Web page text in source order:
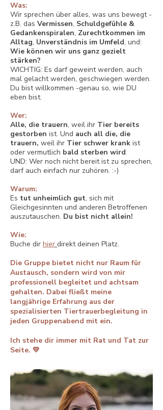
Was:
Wir sprechen über alles, was uns bewegt -
z.B. das Vermissen, Schuldgefühle &
Gedankenspiralen, Zurechtkommen im
Alltag, Unverständnis im Umfeld, und:
Wie können wir uns ganz gezielt
stärken?
WICHTIG: Es darf geweint werden, auch
mal gelacht werden, geschwiegen werden.
Du bist willkommen -genau so, wie DU
eben bist.
Wer:
Alle, die trauern, weil ihr Tier bereits
gestorben ist. Und auch all die, die
trauern, weil ihr Tier schwer krank ist
oder vermutlich bald sterben wird.
UND: Wer noch nicht bereit ist zu sprechen,
darf auch einfach nur zuhören. :-)
Warum:
Es tut unheimlich gut, sich mit
Gleichgesinnten und anderen Betroffenen
auszutauschen. Du bist nicht allein!
Wie:
Buche dir hier direkt deinen Platz.
Die Gruppe bietet nicht nur Raum für
Austausch, sondern wird von mir
professionell begleitet und achtsam
gehalten. Dabei fließt meine
langjährige Erfahrung aus der
spezialisierten Tiertrauerbegleitung in
jeden Gruppenabend mit ein.
Ich stehe dir immer mit Rat und Tat zur
Seite. 💛